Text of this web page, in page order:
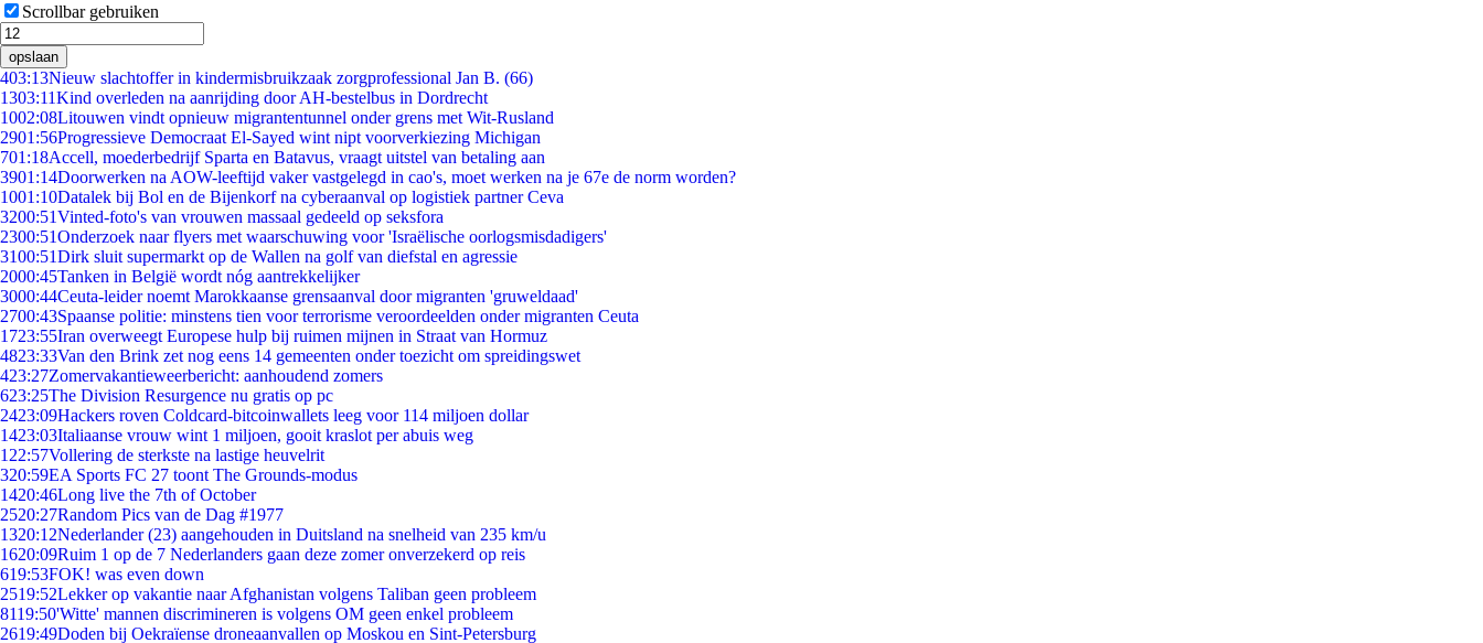
Scrollbar gebruiken
opslaan
403:13Nieuw slachtoffer in kindermisbruikzaak zorgprofessional Jan B. (66)
1303:11Kind overleden na aanrijding door AH-bestelbus in Dordrecht
1002:08Litouwen vindt opnieuw migrantentunnel onder grens met Wit-Rusland
2901:56Progressieve Democraat El-Sayed wint nipt voorverkiezing Michigan
701:18Accell, moederbedrijf Sparta en Batavus, vraagt uitstel van betaling aan
3901:14Doorwerken na AOW-leeftijd vaker vastgelegd in cao's, moet werken na je 67e de norm worden?
1001:10Datalek bij Bol en de Bijenkorf na cyberaanval op logistiek partner Ceva
3200:51Vinted-foto's van vrouwen massaal gedeeld op seksfora
2300:51Onderzoek naar flyers met waarschuwing voor 'Israëlische oorlogsmisdadigers'
3100:51Dirk sluit supermarkt op de Wallen na golf van diefstal en agressie
2000:45Tanken in België wordt nóg aantrekkelijker
3000:44Ceuta-leider noemt Marokkaanse grensaanval door migranten 'gruweldaad'
2700:43Spaanse politie: minstens tien voor terrorisme veroordeelden onder migranten Ceuta
1723:55Iran overweegt Europese hulp bij ruimen mijnen in Straat van Hormuz
4823:33Van den Brink zet nog eens 14 gemeenten onder toezicht om spreidingswet
423:27Zomervakantieweerbericht: aanhoudend zomers
623:25The Division Resurgence nu gratis op pc
2423:09Hackers roven Coldcard-bitcoinwallets leeg voor 114 miljoen dollar
1423:03Italiaanse vrouw wint 1 miljoen, gooit kraslot per abuis weg
1 22:57Vollering de sterkste na lastige heuvelrit
320:59EA Sports FC 27 toont The Grounds-modus
1420:46Long live the 7th of October
2520:27Random Pics van de Dag #1977
1320:12Nederlander (23) aangehouden in Duitsland na snelheid van 235 km/u
1620:09Ruim 1 op de 7 Nederlanders gaan deze zomer onverzekerd op reis
619:53FOK! was even down
2519:52Lekker op vakantie naar Afghanistan volgens Taliban geen probleem
8119:50'Witte' mannen discrimineren is volgens OM geen enkel probleem
2619:49Doden bij Oekraïense droneaanvallen op Moskou en Sint-Petersburg